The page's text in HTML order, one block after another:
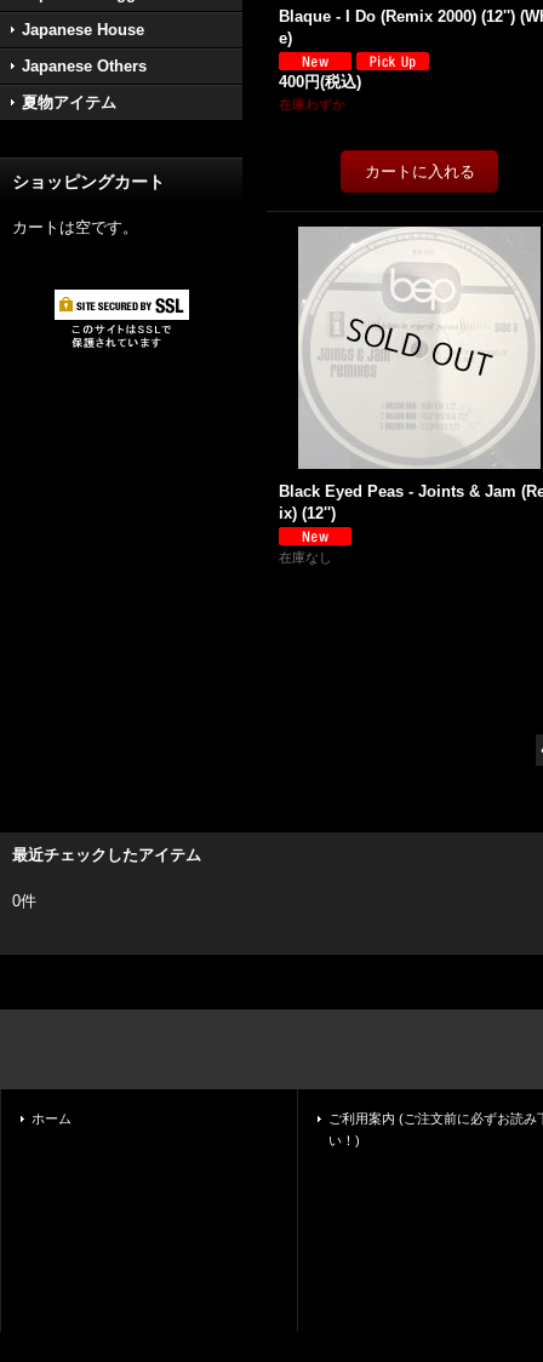
Japanese House
Japanese Others
夏物アイテム
ショッピングカート
カートは空です。
Blaque - I Do (Remix 2000) (12'')
e)
400円(税込)
在庫わずか
Black Eyed Peas - Joints & Jam
ix) (12'')
在庫なし
最近チェックしたアイテム
0件
ホーム
ご利用案内 (ご注文前に必ずお読み
い！)